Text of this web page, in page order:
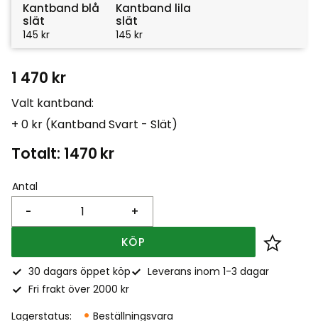
Kantband blå
slät
145 kr
Kantband lila
slät
145 kr
1 470 kr
Valt kantband:
+ 0 kr (Kantband Svart - Slät)
Totalt: 1470 kr
Antal
+
-
KÖP Lägg
30 dagars öppet köp
Leverans inom 1-3 dagar
Fri frakt över 2000 kr
Lagerstatus
Beställningsvara